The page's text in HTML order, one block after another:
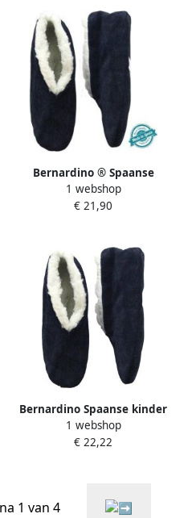
Bernardino ® Spaanse
sloffen Unisex Donkerblauw
1 webshop
€ 21,90
Bernardino Spaanse kinder
sloffen pantoffels navy
1 webshop
€ 22,22
1 van 4